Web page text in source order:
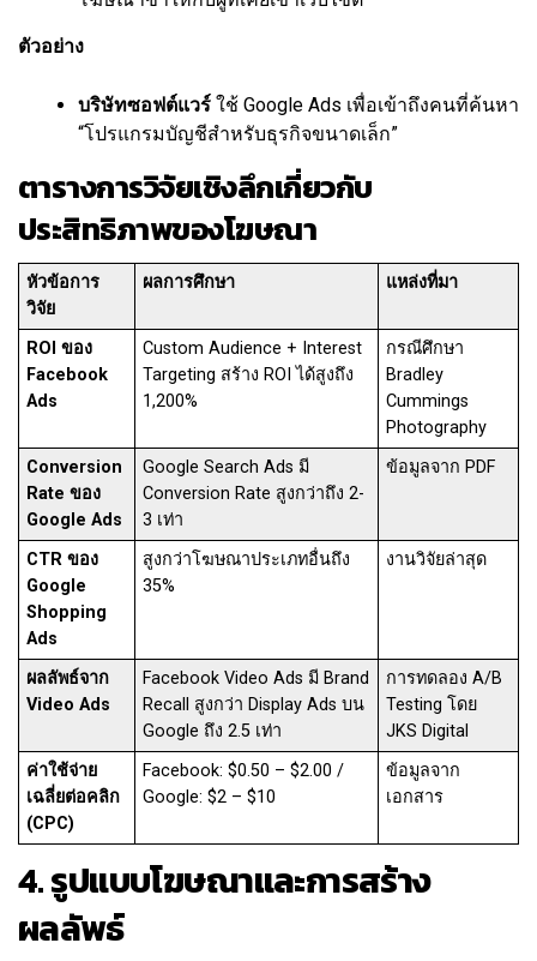
ตัวอย่าง
บริษัทซอฟต์แวร์ ใช้ Google Ads เพื่อเข้าถึงคนที่ค้นหา
“โปรแกรมบัญชีสำหรับธุรกิจขนาดเล็ก”
ตารางการวิจัยเชิงลึกเกี่ยวกับ
ประสิทธิภาพของโฆษณา
หัวข้อการ
วิจัย
ผลการศึกษา แหล่งที่มา
ROI ของ
Facebook
Ads
Custom Audience + Interest
Targeting สร้าง ROI ได้สูงถึง
1,200%
กรณีศึกษา
Bradley
Cummings
Photography
Conversion
Rate ของ
Google Ads
Google Search Ads มี
Conversion Rate สูงกว่าถึง 2-
3 เท่า
ข้อมูลจาก PDF
CTR ของ
Google
Shopping
Ads
สูงกว่าโฆษณาประเภทอื่นถึง
35%
งานวิจัยล่าสุด
ผลลัพธ์จาก
Video Ads
Facebook Video Ads มี Brand
Recall สูงกว่า Display Ads บน
Google ถึง 2.5 เท่า
การทดลอง A/B
Testing โดย
JKS Digital
ค่าใช้จ่าย
เฉลี่ยต่อคลิก
(CPC)
Facebook: $0.50 – $2.00 /
Google: $2 – $10
ข้อมูลจาก
เอกสาร
4. รูปแบบโฆษณาและการสร้าง
ผลลัพธ์